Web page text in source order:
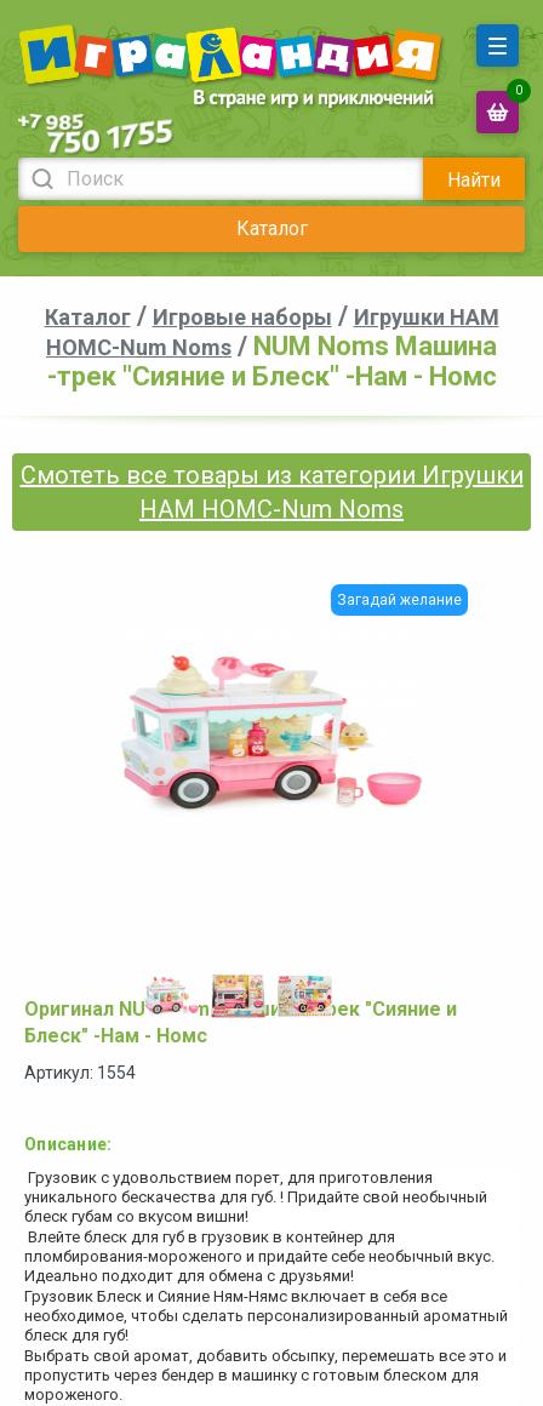
Найти
Каталог
0
Каталог/ Игровые наборы / Игрушки НАМ
НОМС-Num Noms / NUM Noms Машина
-трек "Сияние и Блеск" -Нам - Номс
Смотеть все товары из категории Игрушки
НАМ НОМС-Num Noms
Загадай желание
Оригинал NUM Noms Машина -трек "Сияние и
Блеск" -Нам - Номс
Артикул: 1554
Описание:
Грузовик с удовольствием порет, для приготовления
уникального бескачества для губ. ! Придайте свой необычный
блеск губам со вкусом вишни!
Влейте блеск для губ в грузовик в контейнер для
пломбирования-мороженого и придайте себе необычный вкус.
Идеально подходит для обмена с друзьями!
Грузовик Блеск и Сияние Ням-Нямс включает в себя все
необходимое, чтобы сделать персонализированный ароматный
блеск для губ!
Выбрать свой аромат, добавить обсыпку, перемешать все это и
пропустить через бендер в машинку с готовым блеском для
мороженого.